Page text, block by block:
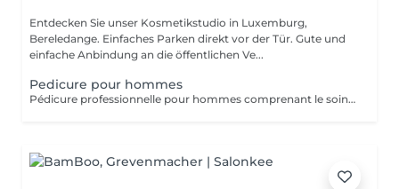
Entdecken Sie unser Kosmetikstudio in Luxemburg,
Bereledange. Einfaches Parken direkt vor der Tür. Gute und
einfache Anbindung an die öffentlichen Ve...
Pedicure pour hommes
Pédicure professionnelle pour hommes comprenant le soin des ongles, le traitement des cuticules, l'élimination des callosités et l'hydratation des pieds. Idéal pour des pieds propres, soignés et confortables.